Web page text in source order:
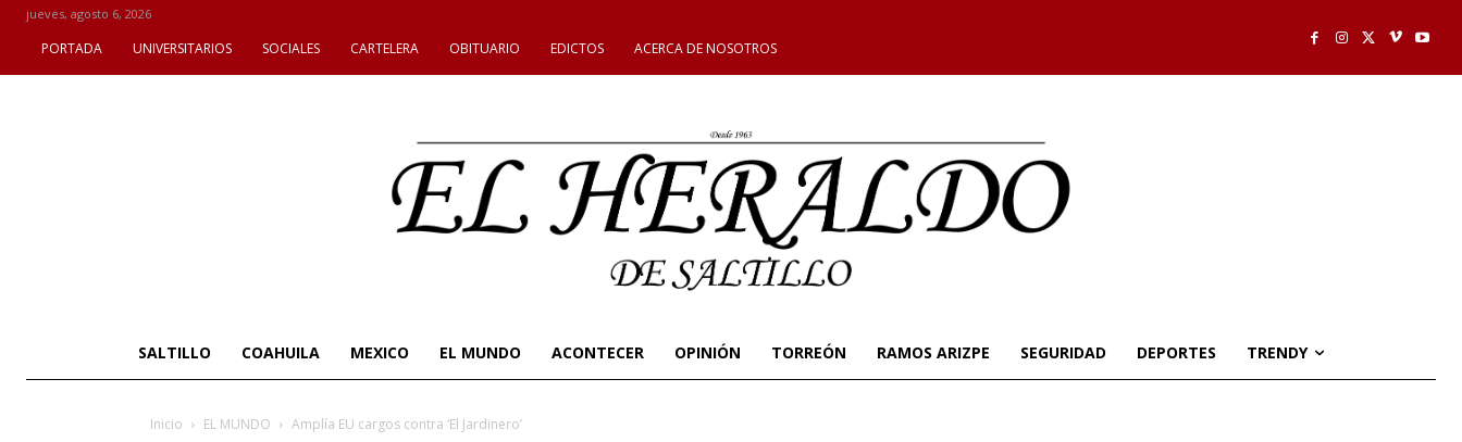
jueves, agosto 6, 2026
PORTADA UNIVERSITARIOS SOCIALES CARTELERA OBITUARIO EDICTOS ACERCA DE NOSOTROS
SALTILLO COAHUILA MEXICO EL MUNDO ACONTECER OPINIÓN TORREÓN RAMOS ARIZPE SEGURIDAD DEPORTES TRENDY
Inicio EL MUNDO Amplía EU cargos contra ‘El Jardinero’